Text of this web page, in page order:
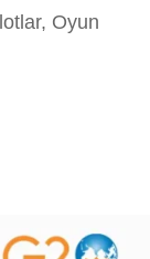
Oyun